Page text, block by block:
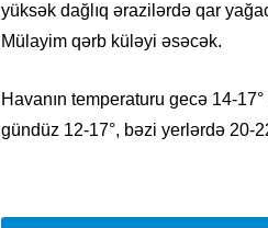
yüksək dağlıq ərazilərdə qar
Mülayim qərb küləyi əsəcək.
Havanın temperaturu gecə 14-
gündüz 12-17°, bəzi yerlərdə 20-